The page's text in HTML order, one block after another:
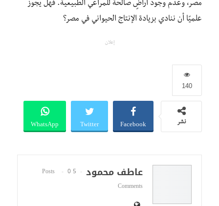
مصر، وعدم وجود أراضٍ صالحة للمراعي الطبيعية. فهل يجوز
علميًا أن ننادي بزيادة الإنتاج الحيواني في مصر؟
إعلان
140
نشر Facebook
Twitter
WhatsApp
عاطف محمود 5 Posts
0
Comments